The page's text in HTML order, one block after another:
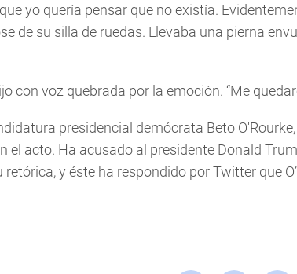
yo quería pensar que no existía.
de su silla de ruedas. Llevaba una pierna
con voz quebrada por la emoción. “Me
presidencial demócrata Beto
el acto. Ha acusado al presidente Donald
y éste ha respondido por Twitter que